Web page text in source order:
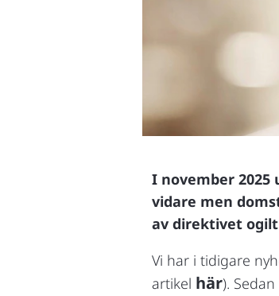
I november 2025
vidare men
av direktivet
Vi har i tidigare
artikel här).